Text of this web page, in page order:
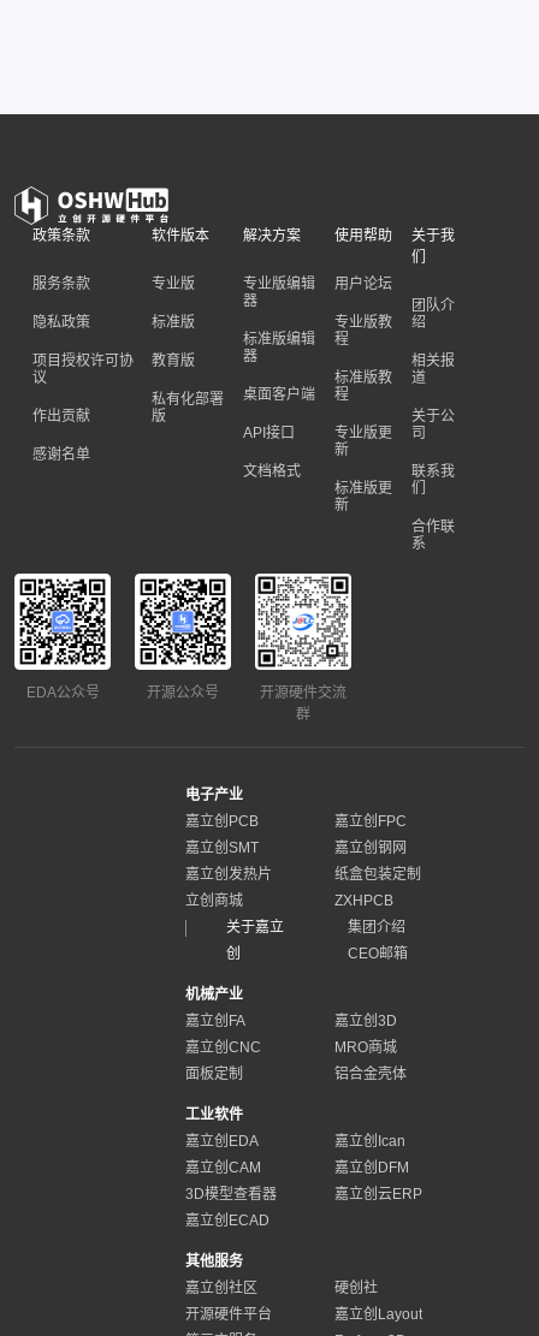
政策条款
服务条款
隐私政策
项目授权许可协
议
作出贡献
感谢名单
软件版本
专业版
标准版
教育版
私有化部署
版
解决方案
专业版编辑
器
标准版编辑
器
桌面客户端
API接口
文档格式
使用帮助
用户论坛
专业版教
程
标准版教
程
专业版更
新
标准版更
新
关于我
们
团队介
绍
相关报
道
关于公
司
联系我
们
合作联
系
EDA公众号 开源公众号
开源硬件交流
群
电子产业
嘉立创PCB
嘉立创FPC
嘉立创SMT
嘉立创钢网
嘉立创发热片
纸盒包装定制
立创商城
ZXHPCB
关于嘉立
创
集团介绍
CEO邮箱
机械产业
嘉立创FA
嘉立创3D
嘉立创CNC
MRO商城
面板定制
铝合金壳体
工业软件
嘉立创EDA
嘉立创Ican
嘉立创CAM
嘉立创DFM
3D模型查看器
嘉立创云ERP
嘉立创ECAD
其他服务
嘉立创社区
硬创社
开源硬件平台
嘉立创Layout